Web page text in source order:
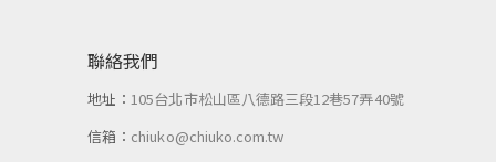
聯絡我們
地址：105台北市松山區八德路三段12巷57弄40號
信箱： chiuko@chiuko.com.tw